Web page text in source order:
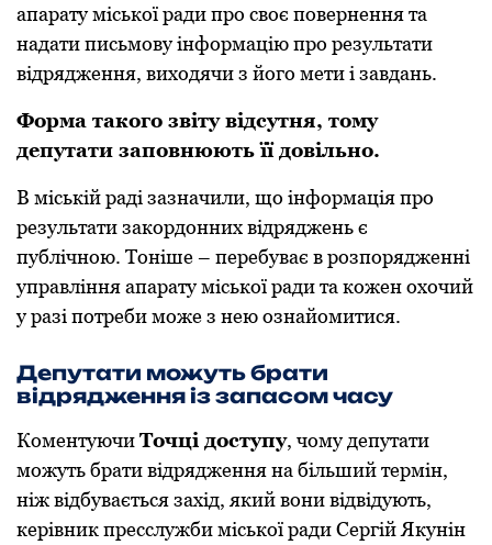
апарату міської ради про своє повернення та
надати письмову інформацію про результати
відрядження, виходячи з його мети і завдань.
Форма такого звіту відсутня, тому
депутати заповнюють її довільно.
В міській раді зазначили, що інформація про
результати закордонних відряджень є
публічною. Тоніше – перебуває в розпорядженні
управління апарату міської ради та кожен охочий
у разі потреби може з нею ознайомитися.
Депутати можуть брати
відрядження із запасом часу
КоментуючиТочці доступу, чому депутати
можуть брати відрядження на більший термін,
ніж відбувається захід, який вони відвідують,
керівник пресслужби міської ради Сергій Якунін